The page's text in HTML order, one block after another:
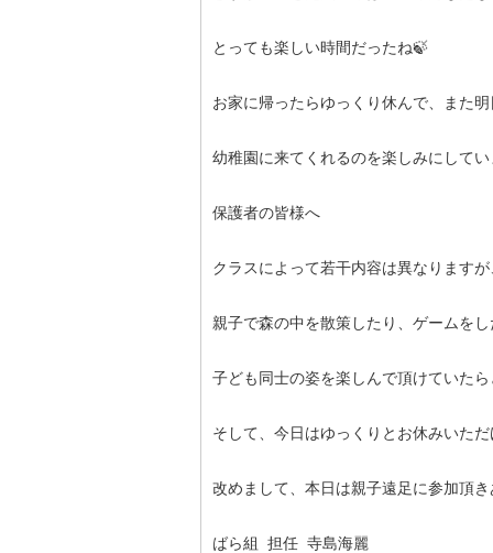
とっても楽しい時間だったね🍃
お家に帰ったらゆっくり休んで、また
幼稚園に来てくれるのを楽しみにして
保護者の皆様へ
クラスによって若干内容は異なりますが
親子で森の中を散策したり、ゲームを
子ども同士の姿を楽しんで頂けていた
そして、今日はゆっくりとお休みいた
改めまして、本日は親子遠足に参加頂
ばら組 担任 寺島海麗